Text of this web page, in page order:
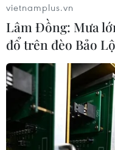
vietnamplus.vn
Lâm Đồng: Mưa
đổ trên đèo Bảo